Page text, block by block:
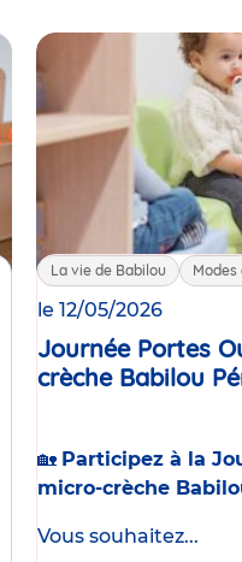
La vie de Babilou
le 12/05/2026
Journée Portes
crèche Babilou
🏡 Participez à la
micro-crèche
Vous souhaitez...